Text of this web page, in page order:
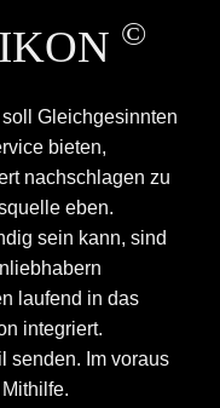
©
Gleichgesinnten
bieten,
nachschlagen zu
eben.
sein kann, sind
laufend in das
integriert.
senden. Im voraus